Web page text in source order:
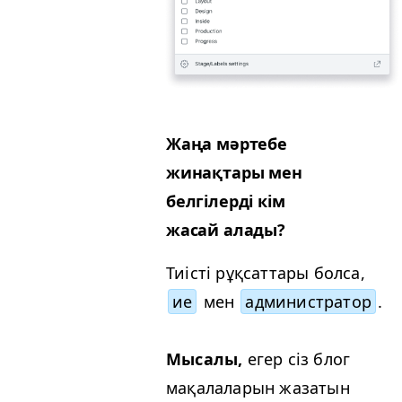
Жаңа мәртебе
жинақтары мен
белгілерді кім
жасай алады?
Тиісті рұқсаттары болса,
ие мен администратор .
Мысалы, егер сіз блог
мақалаларын жазатын